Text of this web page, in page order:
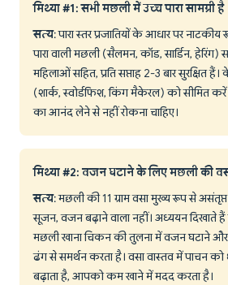
मिथ्या #1: सभी मछली में उच्च पारा सामग्री है
सत्य: पारा स्तर प्रजातियों के आधार पर
पारा वाली मछली (सैलमन, कॉड, सार्डिन, हेरिंग)
महिलाओं सहित, प्रति सप्ताह 2-3 बार सुरक्षित
(शार्क, स्वोर्डफिश, किंग मैकेरल) को सीमित
का आनंद लेने से नहीं रोकना चाहिए।
मिथ्या #2: वजन घटाने के लिए मछली की
सत्य: मछली की 11 ग्राम वसा मुख्य रूप से
सूजन, वजन बढ़ाने वाला नहीं। अध्ययन दिखाते हैं
मछली खाना चिकन की तुलना में वजन घटाने
ढंग से समर्थन करता है। वसा वास्तव में पाचन को
बढ़ाता है, आपको कम खाने में मदद करता है।